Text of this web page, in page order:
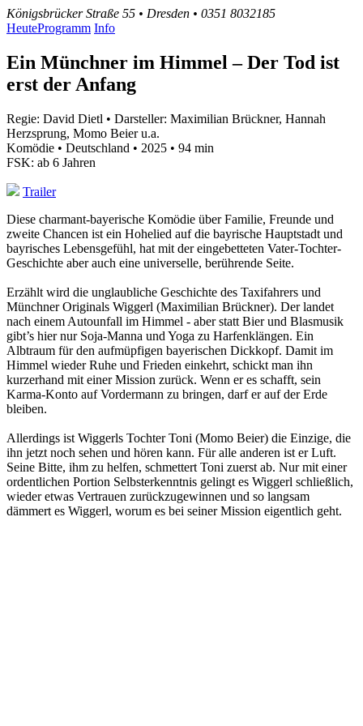
Königsbrücker Straße 55 • Dresden • 0351 8032185
HeuteProgramm Info
Ein Münchner im Himmel – Der Tod ist
erst der Anfang
Regie: David Dietl • Darsteller: Maximilian Brückner, Hannah
Herzsprung, Momo Beier u.a.
Komödie • Deutschland • 2025 • 94 min
FSK: ab 6 Jahren
Trailer
Diese charmant-bayerische Komödie über Familie, Freunde und
zweite Chancen ist ein Hohelied auf die bayrische Hauptstadt und
bayrisches Lebensgefühl, hat mit der eingebetteten Vater-Tochter-
Geschichte aber auch eine universelle, berührende Seite.
Erzählt wird die unglaubliche Geschichte des Taxifahrers und
Münchner Originals Wiggerl (Maximilian Brückner). Der landet
nach einem Autounfall im Himmel - aber statt Bier und Blasmusik
gibt’s hier nur Soja-Manna und Yoga zu Harfenklängen. Ein
Albtraum für den aufmüpfigen bayerischen Dickkopf. Damit im
Himmel wieder Ruhe und Frieden einkehrt, schickt man ihn
kurzerhand mit einer Mission zurück. Wenn er es schafft, sein
Karma-Konto auf Vordermann zu bringen, darf er auf der Erde
bleiben.
Allerdings ist Wiggerls Tochter Toni (Momo Beier) die Einzige, die
ihn jetzt noch sehen und hören kann. Für alle anderen ist er Luft.
Seine Bitte, ihm zu helfen, schmettert Toni zuerst ab. Nur mit einer
ordentlichen Portion Selbsterkenntnis gelingt es Wiggerl schließlich,
wieder etwas Vertrauen zurückzugewinnen und so langsam
dämmert es Wiggerl, worum es bei seiner Mission eigentlich geht.